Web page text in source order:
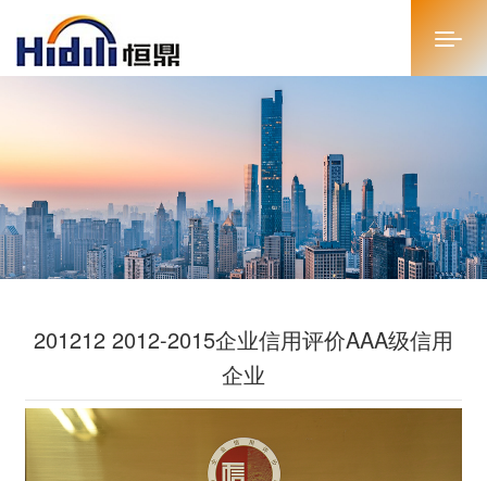
首页
关于恒鼎
新闻中心
恒鼎文化
商务合作
人才招聘
201212 2012-2015企业信用评价AAA级信用
企业